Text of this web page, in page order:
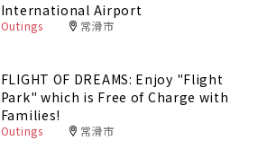
International Airport
Outings 常滑市
FLIGHT OF DREAMS: Enjoy "Flight
Park" which is Free of Charge with
Families!
Outings 常滑市